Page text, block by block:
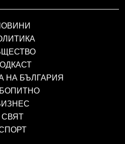
НА БЪЛГАРИЯ
СВЯТ